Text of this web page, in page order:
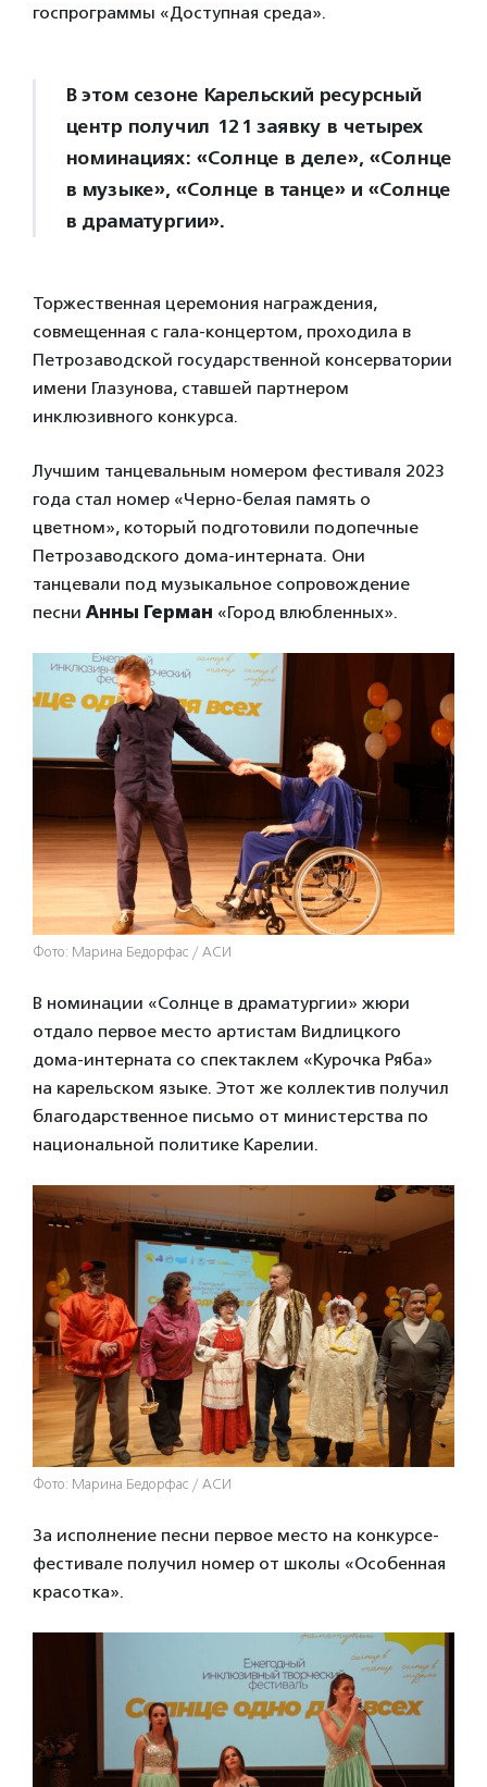
госпрограммы «Доступная среда».
В этом сезоне Карельский ресурсный
центр получил 121 заявку в четырех
номинациях: «Солнце в деле», «Солнце
в музыке», «Солнце в танце» и «Солнце
в драматургии».
Торжественная церемония награждения,
совмещенная с гала-концертом, проходила в
Петрозаводской государственной консерватории
имени Глазунова, ставшей партнером
инклюзивного конкурса.
Лучшим танцевальным номером фестиваля 2023
года стал номер «Черно-белая память о
цветном», который подготовили подопечные
Петрозаводского дома-интерната. Они
танцевали под музыкальное сопровождение
песни Анны Герман «Город влюбленных».
Фото: Марина Бедорфас / АСИ
В номинации «Солнце в драматургии» жюри
отдало первое место артистам Видлицкого
дома-интерната со спектаклем «Курочка Ряба»
на карельском языке. Этот же коллектив получил
благодарственное письмо от министерства по
национальной политике Карелии.
Фото: Марина Бедорфас / АСИ
За исполнение песни первое место на конкурсе-
фестивале получил номер от школы «Особенная
красотка».